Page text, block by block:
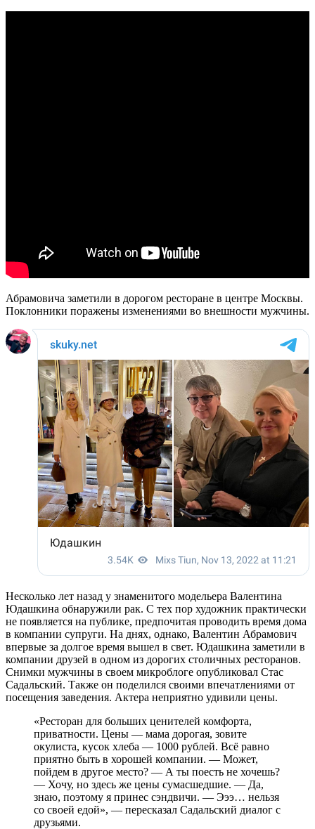
Абрамовича заметили в дорогом ресторане в центре Москвы.
Поклонники поражены изменениями во внешности мужчины.
Несколько лет назад у знаменитого модельера Валентина
Юдашкина обнаружили рак. С тех пор художник практически
не появляется на публике, предпочитая проводить время дома
в компании супруги. На днях, однако, Валентин Абрамович
впервые за долгое время вышел в свет. Юдашкина заметили в
компании друзей в одном из дорогих столичных ресторанов.
Снимки мужчины в своем микроблоге опубликовал Стас
Садальский. Также он поделился своими впечатлениями от
посещения заведения. Актера неприятно удивили цены.
«Ресторан для больших ценителей комфорта,
приватности. Цены — мама дорогая, зовите
окулиста, кусок хлеба — 1000 рублей. Всё равно
приятно быть в хорошей компании. — Может,
пойдем в другое место? — А ты поесть не хочешь?
— Хочу, но здесь же цены сумасшедшие. — Да,
знаю, поэтому я принес сэндвичи. — Эээ… нельзя
со своей едой», — пересказал Садальский диалог с
друзьями.